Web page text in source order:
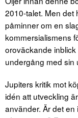
2010-talet. Men det
påminner om en
kommersialismens
oroväckande
undergång med sin
Jupiters kritik mot
idén att utveckling
använder. Är det